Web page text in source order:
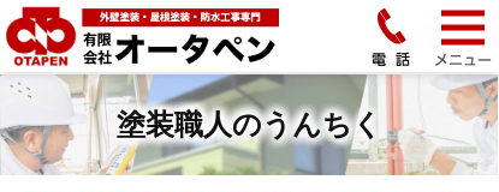
塗装職人のうんちく